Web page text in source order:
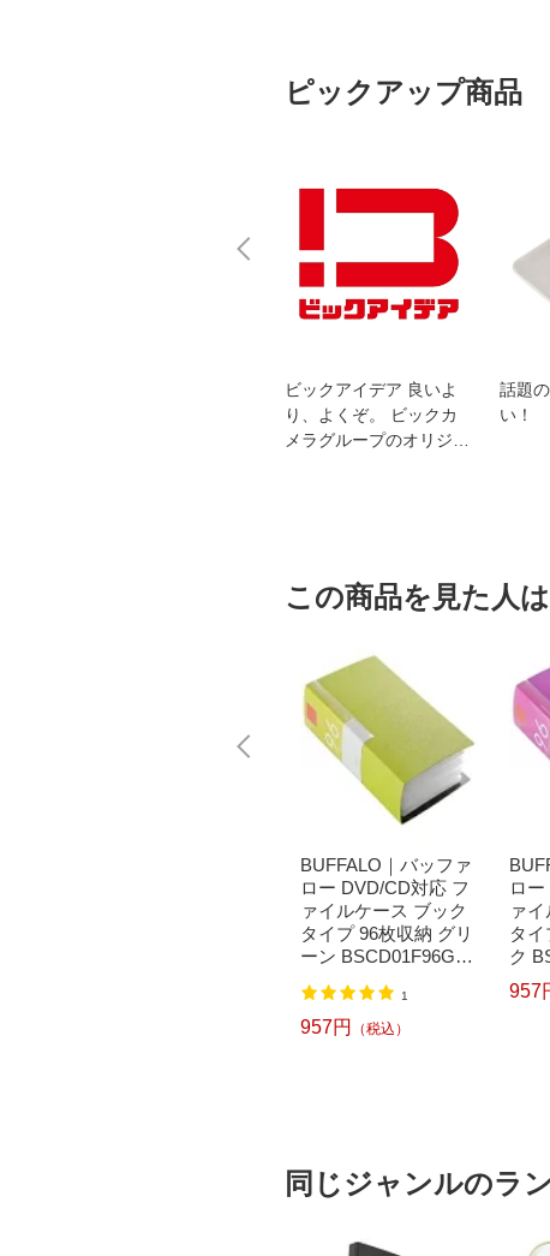
ピックアップ商品
ビックアイデア 良いよ
り、よくぞ。 ビックカ
メラグループのオリジナ
話題
い！
この商品を見た人
BUFFALO｜バッファ
ロー DVD/CD対応 フ
ァイルケース ブック
タイプ 96枚収納 グリ
ーン BSCD01F96GR
1
957円 （税込）
ロ
ァ
タ
ク
957
同じジャンルのラ